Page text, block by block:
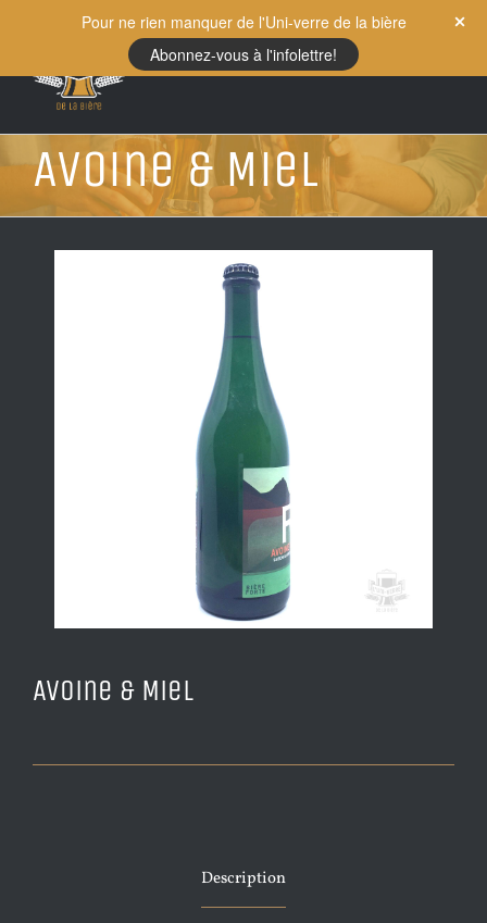
content
Avoine & Miel
Avoine & Miel
Description
Pour ne rien manquer de l'Uni-verre de la bière
Abonnez-vous à l'infolettre!